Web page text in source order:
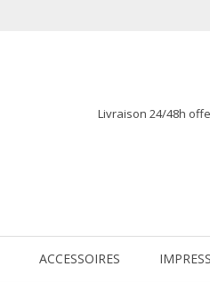
Livraison 24/48h
ACCESSOIRES